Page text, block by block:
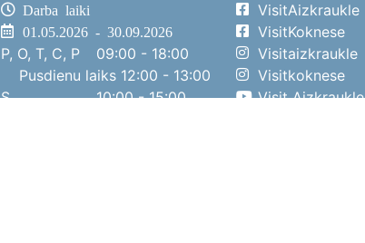
Darba laiki
01.05.2026 - 30.09.2026
P, O, T, C, P
09:00 - 18:00
Pusdienu laiks 12:00 - 13:00
S
10:00 - 15:00
VisitAizkraukle
VisitKoknese
Visitaizkraukle
Visitkoknese
Visit Aizkraukle